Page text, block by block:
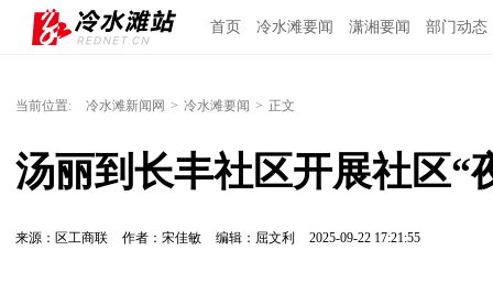
首页 冷水滩要闻 潇湘要闻 部门动态
当前位置: 冷水滩新闻网 > 冷水滩要闻 > 正文
汤丽到长丰社区开展社区“
来源：区工商联 作者：宋佳敏 编辑：屈文利 2025-09-22 17:21:55